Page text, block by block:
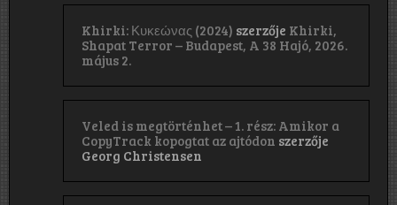
Khirki: Κ​υ​κ​ε​ώ​ν​α​ς (2024) szerzője Khirki,
Shapat Terror – Budapest, A 38 Hajó, 2026.
május 2.
Veled is megtörténhet – 1. rész: Amikor a
CopyTrack kopogtat az ajtódon szerzője
Georg Christensen